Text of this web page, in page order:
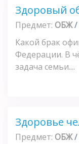
Здоровый
Предмет: ОБЖ/
Какой брак
Федерации. В
задача семьи....
Здоровье
Предмет: ОБЖ/